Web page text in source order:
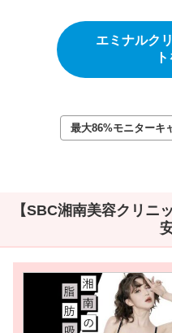
エミナルク
最大86%モニターキ
【SBC湘南美容クリニ